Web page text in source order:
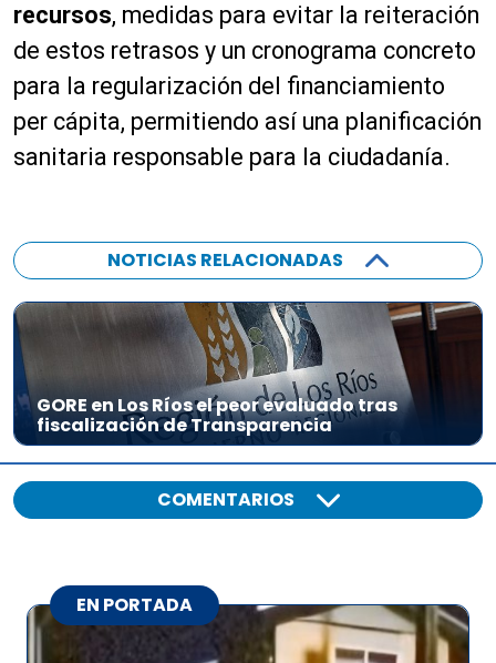
recursos, medidas para evitar la reiteración
de estos retrasos y un cronograma concreto
para la regularización del financiamiento
per cápita, permitiendo así una planificación
sanitaria responsable para la ciudadanía.
NOTICIAS RELACIONADAS
GORE en Los Ríos el peor evaluado tras
fiscalización de Transparencia
COMENTARIOS
EN PORTADA